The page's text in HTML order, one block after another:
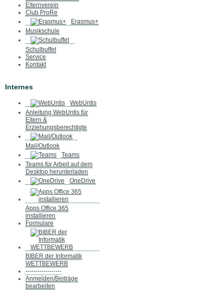
Elternverein
Club ProRe
Erasmus+
Musikschule
Schulbuffet
Service
Kontakt
Internes
WebUntis
Anleitung WebUntis für
Eltern &
Erziehungsberechtigte
Mail/Outlook
Teams
Teams für Arbeit auf dem
Desktop herunterladen
OneDrive
Apps Office 365
installieren
Formulare
BIBER der Informatik
WETTBEWERB
------------------
Anmelden/Beiträge
bearbeiten